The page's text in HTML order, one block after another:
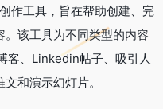
作工具，旨在帮助创建、完
该工具为不同类型的内容
客、Linkedin帖子、吸引人
和演示幻灯片。